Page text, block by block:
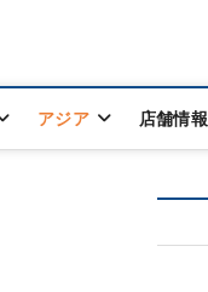
アジア 店舗情報